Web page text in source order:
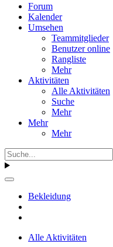
Forum
Kalender
Umsehen
Teammitglieder
Benutzer online
Rangliste
Mehr
Aktivitäten
Alle Aktivitäten
Suche
Mehr
Mehr
Mehr
Bekleidung
Alle Aktivitäten